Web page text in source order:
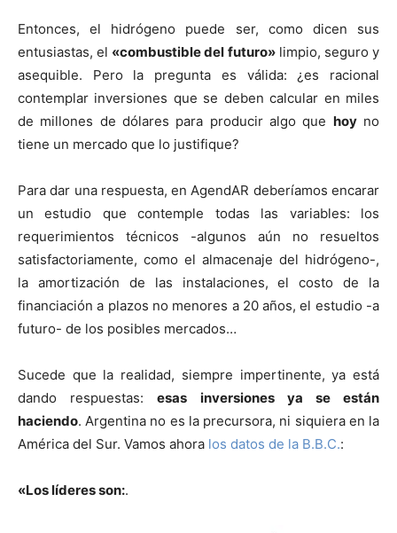
Entonces, el hidrógeno puede ser, como dicen sus
entusiastas, el «combustible del futuro»limpio, seguro y
asequible. Pero la pregunta es válida: ¿es racional
contemplar inversiones que se deben calcular en miles
de millones de dólares para producir algo que hoyno
tiene un mercado que lo justifique?
Para dar una respuesta, en AgendAR deberíamos encarar
un estudio que contemple todas las variables: los
requerimientos técnicos -algunos aún no resueltos
satisfactoriamente, como el almacenaje del hidrógeno-,
la amortización de las instalaciones, el costo de la
financiación a plazos no menores a 20 años, el estudio -a
futuro- de los posibles mercados…
Sucede que la realidad, siempre impertinente, ya está
dando respuestas:esas inversiones ya se están
haciendo. Argentina no es la precursora, ni siquiera en la
América del Sur. Vamos ahora los datos de la B.B.C.:
«Los líderes son:.